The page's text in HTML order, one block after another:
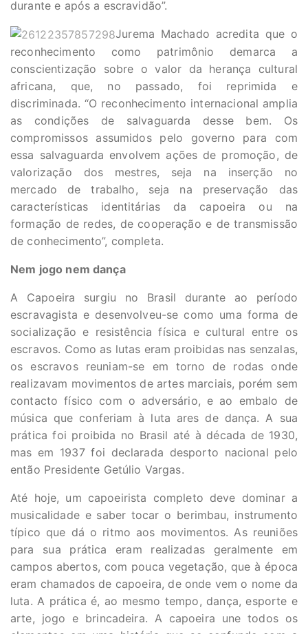
durante e após a escravidão”.
Jurema Machado acredita que o
reconhecimento como patrimônio demarca a
conscientização sobre o valor da herança cultural
africana, que, no passado, foi reprimida e
discriminada. “O reconhecimento internacional amplia
as condições de salvaguarda desse bem. Os
compromissos assumidos pelo governo para com
essa salvaguarda envolvem ações de promoção, de
valorização dos mestres, seja na inserção no
mercado de trabalho, seja na preservação das
características identitárias da capoeira ou na
formação de redes, de cooperação e de transmissão
de conhecimento”, completa.
Nem jogo nem dança
A Capoeira surgiu no Brasil durante ao período
escravagista e desenvolveu-se como uma forma de
socialização e resistência física e cultural entre os
escravos. Como as lutas eram proibidas nas senzalas,
os escravos reuniam-se em torno de rodas onde
realizavam movimentos de artes marciais, porém sem
contacto físico com o adversário, e ao embalo de
música que conferiam à luta ares de dança. A sua
prática foi proibida no Brasil até à década de 1930,
mas em 1937 foi declarada desporto nacional pelo
então Presidente Getúlio Vargas.
Até hoje, um capoeirista completo deve dominar a
musicalidade e saber tocar o berimbau, instrumento
típico que dá o ritmo aos movimentos. As reuniões
para sua prática eram realizadas geralmente em
campos abertos, com pouca vegetação, que à época
eram chamados de capoeira, de onde vem o nome da
luta. A prática é, ao mesmo tempo, dança, esporte e
arte, jogo e brincadeira. A capoeira une todos os